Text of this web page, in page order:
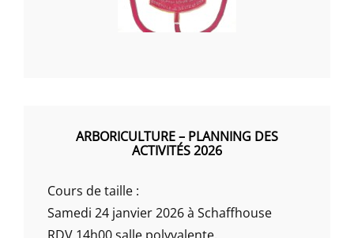
ARBORICULTURE – PLANNING DES
ACTIVITÉS 2026
Cours de taille :
Samedi 24 janvier 2026 à Schaffhouse
RDV 14h00 salle polyvalente.